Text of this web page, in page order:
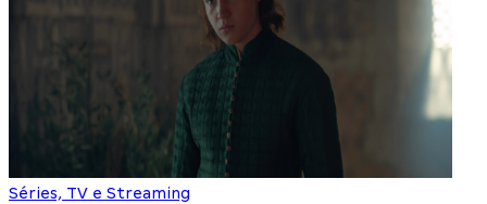
Séries, TV e Streaming